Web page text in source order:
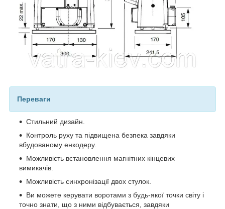
Переваги
Стильний дизайн.
Контроль руху та підвищена безпека завдяки
вбудованому енкодеру.
Можливість встановлення магнітних кінцевих
вимикачів.
Можливість синхронізації двох стулок.
Ви можете керувати воротами з будь-якої точки світу і
точно знати, що з ними відбувається, завдяки